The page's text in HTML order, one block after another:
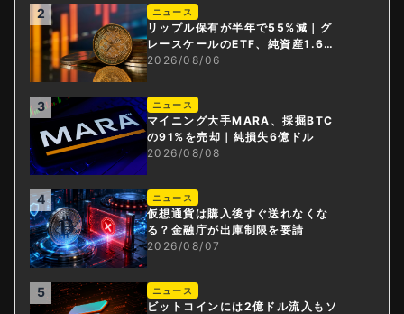
2 ニュース
リップル保有が半年で55%減｜グ
レースケールのETF、純資産1.6億
ドル減
2026/08/06
3 ニュース
マイニング大手MARA、採掘BTC
の91%を売却｜純損失6億ドル
2026/08/08
4 ニュース
仮想通貨は購入後すぐ送れなくな
る？金融庁が出庫制限を要請
2026/08/07
5 ニュース
ビットコインには2億ドル流入もソ